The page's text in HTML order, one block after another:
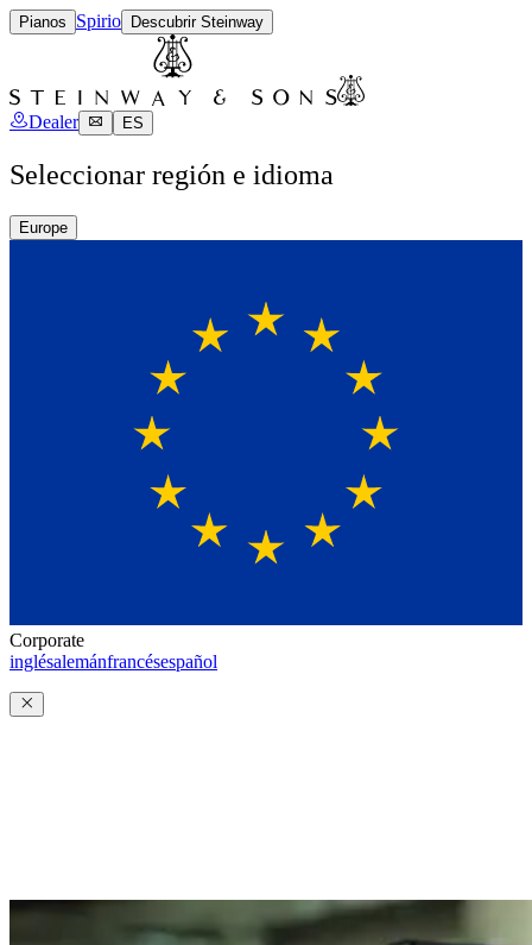
Pianos Spirio Descubrir Steinway
Dealer ES
Seleccionar región e idioma
Europe
Corporate
inglésalemánfrancésespañol